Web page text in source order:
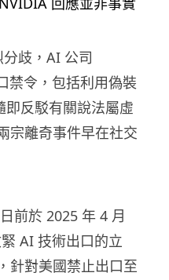
歧，AI 公司
禁令，包括利用偽裝
反駁有關說法屬虛
宗離奇事件早在社交
前於 2025 年 4 月
AI 技術出口的立
針對美國禁止出口至